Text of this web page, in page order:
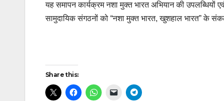
यह समापन कार्यक्रम नशा मुक्त भारत अभियान की उपलब्धियों
सामुदायिक संगठनों को “नशा मुक्त भारत, खुशहाल भारत” के
Post
navigation
Share this: